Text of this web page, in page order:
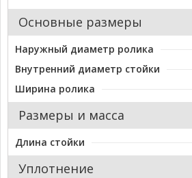
Основные размеры
Наружный диаметр ролика
Внутренний диаметр стойки
Ширина ролика
Размеры и масса
Длина стойки
Уплотнение